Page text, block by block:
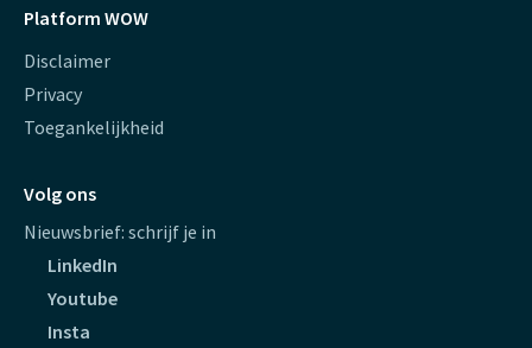
Platform WOW
Disclaimer
Privacy
Toegankelijkheid
Volg ons
Nieuwsbrief: schrijf je in
LinkedIn
Youtube
Insta